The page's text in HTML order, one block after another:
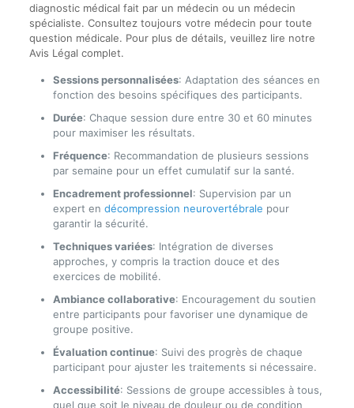
diagnostic médical fait par un médecin ou un médecin
spécialiste. Consultez toujours votre médecin pour toute
question médicale. Pour plus de détails, veuillez lire notre
Avis Légal complet.
Sessions personnalisées: Adaptation des séances en
fonction des besoins spécifiques des participants.
Durée: Chaque session dure entre 30 et 60 minutes
pour maximiser les résultats.
Fréquence: Recommandation de plusieurs sessions
par semaine pour un effet cumulatif sur la santé.
Encadrement professionnel: Supervision par un
expert en décompression neurovertébrale pour
garantir la sécurité.
Techniques variées: Intégration de diverses
approches, y compris la traction douce et des
exercices de mobilité.
Ambiance collaborative: Encouragement du soutien
entre participants pour favoriser une dynamique de
groupe positive.
Évaluation continue: Suivi des progrès de chaque
participant pour ajuster les traitements si nécessaire.
Accessibilité: Sessions de groupe accessibles à tous,
quel que soit le niveau de douleur ou de condition